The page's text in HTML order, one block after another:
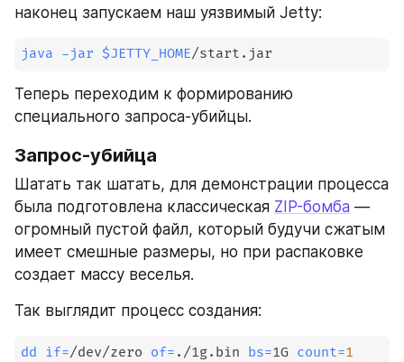
наконец запускаем наш уязвимый Jetty:
java -jar $JETTY_HOME/start.jar
Теперь переходим к формированию
специального запроса-убийцы.
Запрос-убийца
Шатать так шатать, для демонстрации процесса
была подготовлена классическая ZIP-бомба —
огромный пустой файл, который будучи сжатым
имеет смешные размеры, но при распаковке
создает массу веселья.
Так выглядит процесс создания:
dd if=/dev/zero of= ./1g.bin bs=1G count=1